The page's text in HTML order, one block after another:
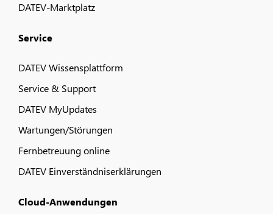
DATEV-Marktplatz
Service
DATEV Wissensplattform
Service & Support
DATEV MyUpdates
Wartungen/Störungen
Fernbetreuung online
DATEV Einverständniserklärungen
Cloud-Anwendungen